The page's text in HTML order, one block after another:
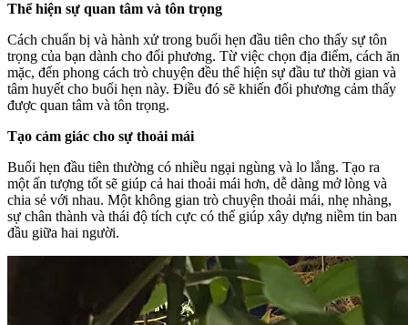
Thể hiện sự quan tâm và tôn trọng
Cách chuẩn bị và hành xử trong buổi hẹn đầu tiên cho thấy sự tôn
trọng của bạn dành cho đối phương. Từ việc chọn địa điểm, cách ăn
mặc, đến phong cách trò chuyện đều thể hiện sự đầu tư thời gian và
tâm huyết cho buổi hẹn này. Điều đó sẽ khiến đối phương cảm thấy
được quan tâm và tôn trọng.
Tạo cảm giác cho sự thoải mái
Buổi hẹn đầu tiên thường có nhiều ngại ngùng và lo lắng. Tạo ra
một ấn tượng tốt sẽ giúp cả hai thoải mái hơn, dễ dàng mở lòng và
chia sẻ với nhau. Một không gian trò chuyện thoải mái, nhẹ nhàng,
sự chân thành và thái độ tích cực có thể giúp xây dựng niềm tin ban
đầu giữa hai người.